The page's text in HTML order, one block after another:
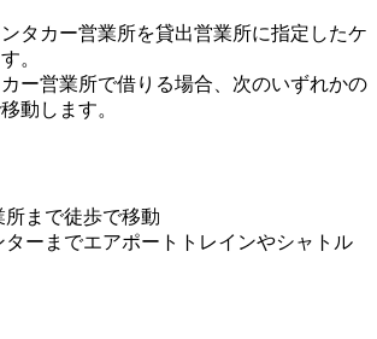
タカー営業所を貸出営業所に指定したケ
。
ー営業所で借りる場合、次のいずれかの
動します。
まで徒歩で移動
ーまでエアポートトレインやシャトル